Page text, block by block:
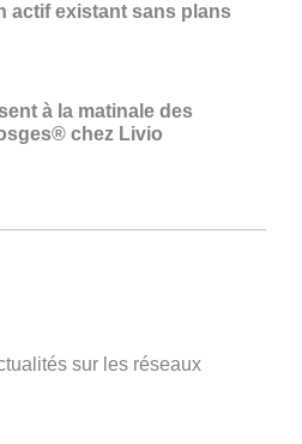
actif existant sans plans
à la matinale des
chez Livio
sur les réseaux